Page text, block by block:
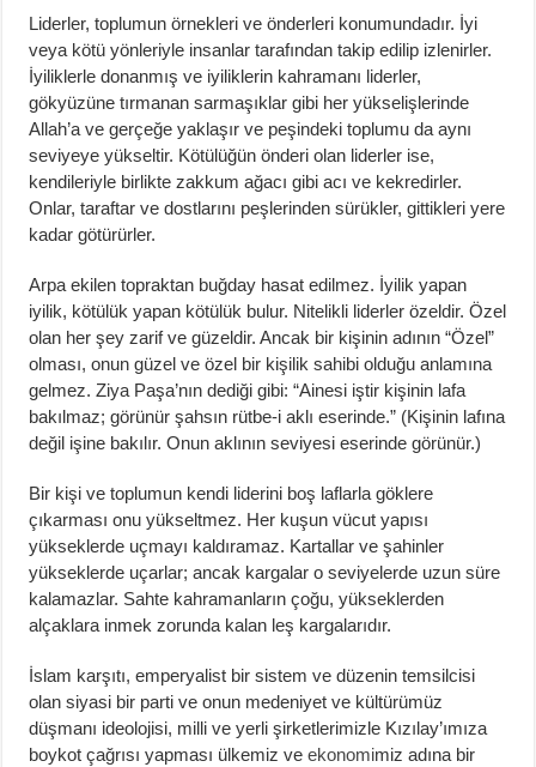
Liderler, toplumun örnekleri ve önderleri konumundadır. İyi
veya kötü yönleriyle insanlar tarafından takip edilip izlenirler.
İyiliklerle donanmış ve iyiliklerin kahramanı liderler,
gökyüzüne tırmanan sarmaşıklar gibi her yükselişlerinde
Allah’a ve gerçeğe yaklaşır ve peşindeki toplumu da aynı
seviyeye yükseltir. Kötülüğün önderi olan liderler ise,
kendileriyle birlikte zakkum ağacı gibi acı ve kekredirler.
Onlar, taraftar ve dostlarını peşlerinden sürükler, gittikleri yere
kadar götürürler.
Arpa ekilen topraktan buğday hasat edilmez. İyilik yapan
iyilik, kötülük yapan kötülük bulur. Nitelikli liderler özeldir. Özel
olan her şey zarif ve güzeldir. Ancak bir kişinin adının “Özel”
olması, onun güzel ve özel bir kişilik sahibi olduğu anlamına
gelmez. Ziya Paşa’nın dediği gibi: “Ainesi iştir kişinin lafa
bakılmaz; görünür şahsın rütbe-i aklı eserinde.” (Kişinin lafına
değil işine bakılır. Onun aklının seviyesi eserinde görünür.)
Bir kişi ve toplumun kendi liderini boş laflarla göklere
çıkarması onu yükseltmez. Her kuşun vücut yapısı
yükseklerde uçmayı kaldıramaz. Kartallar ve şahinler
yükseklerde uçarlar; ancak kargalar o seviyelerde uzun süre
kalamazlar. Sahte kahramanların çoğu, yükseklerden
alçaklara inmek zorunda kalan leş kargalarıdır.
İslam karşıtı, emperyalist bir sistem ve düzenin temsilcisi
olan siyasi bir parti ve onun medeniyet ve kültürümüz
düşmanı ideolojisi, milli ve yerli şirketlerimizle Kızılay’ımıza
boykot çağrısı yapması ülkemiz veekonomimiz adına bir